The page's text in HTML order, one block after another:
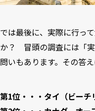
では最後に、実際に行っ
か？ 冒頭の調査には「
問いもあります。その答え
第1位・・・タイ（ビーチ